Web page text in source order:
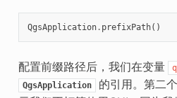
QgsApplication. prefixPath()
配置前缀路径后，我们在变量
QgsApplication 的引用。第二